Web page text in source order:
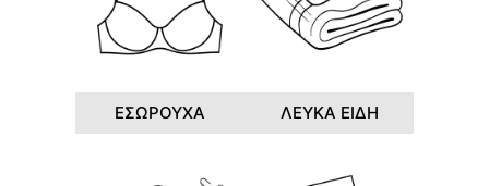
ΕΣΩΡΟΥΧΑ ΛΕΥΚΑ ΕΙΔΗ